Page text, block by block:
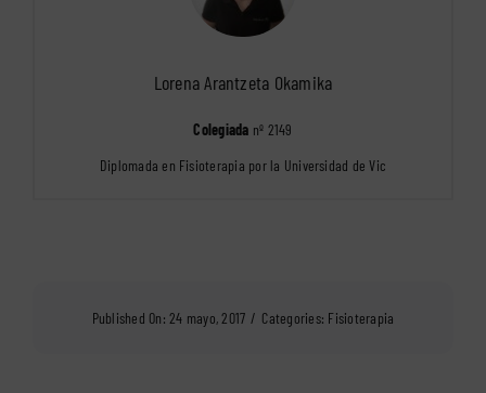
Lorena Arantzeta Okamika
Colegiada nº 2149
Diplomada en Fisioterapia por la Universidad de Vic
Published On: 24 mayo, 2017 / Categories: Fisioterapia